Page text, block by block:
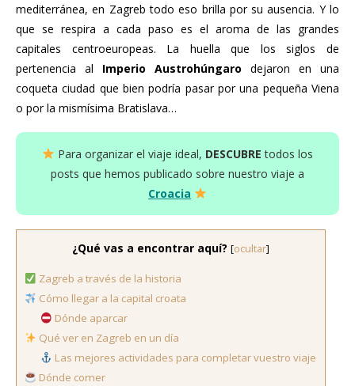
mediterránea, en Zagreb todo eso brilla por su ausencia. Y lo
que se respira a cada paso es el aroma de las grandes
capitales centroeuropeas. La huella que los siglos de
pertenencia al Imperio Austrohúngaro dejaron en una
coqueta ciudad que bien podría pasar por una pequeña Viena
o por la mismísima Bratislava…
Para organizar el viaje ideal, DESCUBREtodos los
posts que hemos publicado sobre nuestro viaje a
Croacia
¿Qué vas a encontrar aquí? [ocultar]
Zagreb a través de la historia
Cómo llegar a la capital croata
Dónde aparcar
Qué ver en Zagreb en un día
Las mejores actividades para completar vuestro viaje
Dónde comer